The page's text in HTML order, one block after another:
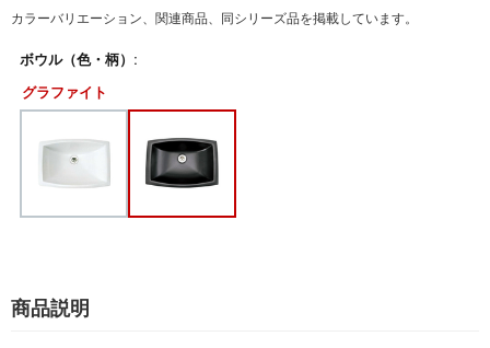
カラーバリエーション、関連商品、同シリーズ品を掲載しています。
ボウル（色・柄）:
グラファイト
商品説明